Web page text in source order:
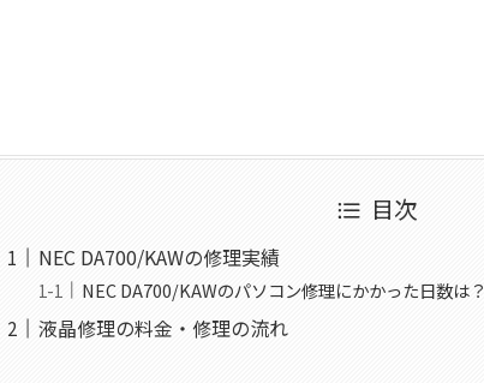
目次
NEC DA700/KAWの修理実績
NEC DA700/KAWのパソコン修理にかかった日数は？
液晶修理の料金・修理の流れ